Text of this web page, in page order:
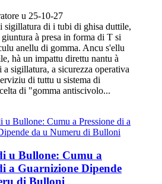
u 25-10-27
sigillatura di i tubi di ghisa duttile,
à presa in forma di T si
anellu di gomma. Ancu s'ellu
hà un impattu direttu nantu à
sigillatura, a sicurezza operativa
di tuttu u sistema di
di "gomma antiscivolo...
u Bullone: ​​Cumu a
a Guarnizione Dipende
di Bulloni